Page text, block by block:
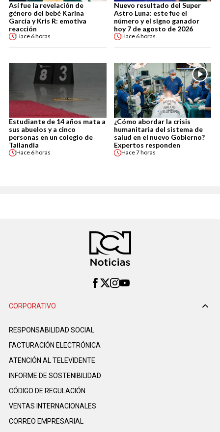
Así fue la revelación de
género del bebé Karina
García y Kris R: emotiva
reacción
Hace 6 horas
Nuevo resultado del Super
Astro Luna: este fue el
número y el signo ganador
hoy 7 de agosto de 2026
Hace 6 horas
Estudiante de 14 años mata a
sus abuelos y a cinco
personas en un colegio de
Tailandia
Hace 6 horas
¿Cómo abordar la crisis
humanitaria del sistema de
salud en el nuevo Gobierno?
Expertos responden
Hace7 horas
CORPORATIVO
RESPONSABILIDAD SOCIAL
FACTURACIÓN ELECTRÓNICA
ATENCIÓN AL TELEVIDENTE
INFORME DE SOSTENIBILIDAD
CÓDIGO DE REGULACIÓN
VENTAS INTERNACIONALES
CORREO EMPRESARIAL